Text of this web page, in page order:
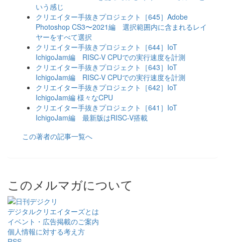
いう感じ
クリエイター手抜きプロジェクト［645］Adobe
Photoshop CS3〜2021編 選択範囲内に含まれるレイ
ヤーをすべて選択
クリエイター手抜きプロジェクト［644］IoT
IchigoJam編 RISC-V CPUでの実行速度を計測
クリエイター手抜きプロジェクト［643］IoT
IchigoJam編 RISC-V CPUでの実行速度を計測
クリエイター手抜きプロジェクト［642］IoT
IchigoJam編 様々なCPU
クリエイター手抜きプロジェクト［641］IoT
IchigoJam編 最新版はRISC-V搭載
この著者の記事一覧へ
このメルマガについて
デジタルクリエイターズとは
イベント・広告掲載のご案内
個人情報に対する考え方